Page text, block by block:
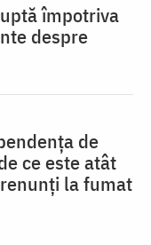
împotriva
despre
de
ce este atât
la fumat